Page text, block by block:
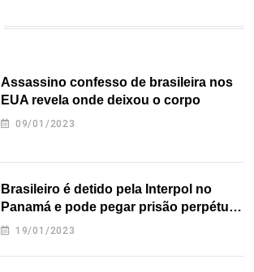
Assassino confesso de brasileira nos
EUA revela onde deixou o corpo
09/01/2023
Brasileiro é detido pela Interpol no
Panamá e pode pegar prisão perpétua
nos EUA
19/01/2023